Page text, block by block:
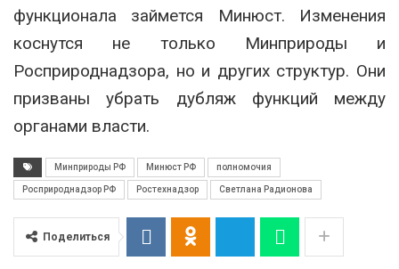
функционала займется Минюст. Изменения
коснутся не только Минприроды и
Росприроднадзора, но и других структур. Они
призваны убрать дубляж функций между
органами власти.
Минприроды РФ Минюст РФ полномочия
Росприроднадзор РФ Ростехнадзор Светлана Радионова
Поделиться